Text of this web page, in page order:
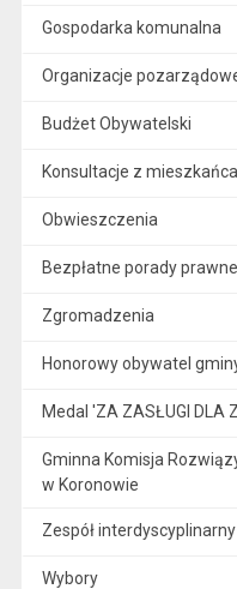
Gospodarka komunalna
Organizacje
Budżet Obywatelski
Konsultacje z
Obwieszczenia
Bezpłatne porady prawne
Zgromadzenia
Honorowy obywatel
Medal 'ZA ZASŁUGI DLA
Gminna Komisja
w Koronowie
Zespół interdyscyplinarny
Wybory